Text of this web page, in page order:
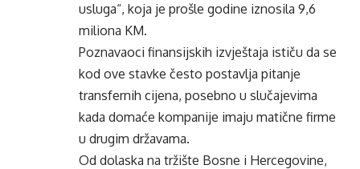
usluga“, koja je prošle godine iznosila 9,6
miliona KM.
Poznavaoci finansijskih izvještaja ističu da se
kod ove stavke često postavlja pitanje
transfernih cijena, posebno u slučajevima
kada domaće kompanije imaju matične firme
u drugim državama.
Od dolaska na tržište Bosne i Hercegovine,